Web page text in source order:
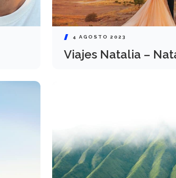
4 AGOSTO 2023
Viajes Natalia –